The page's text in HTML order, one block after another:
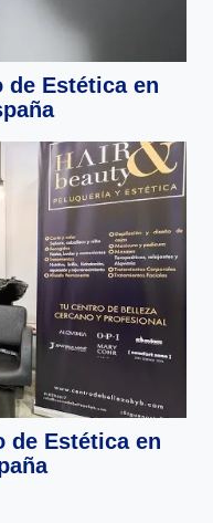
de Estética en
de Estética en